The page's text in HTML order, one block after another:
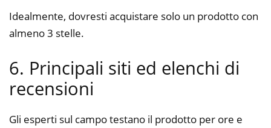
Idealmente, dovresti acquistare solo un prodotto con
almeno 3 stelle.
6. Principali siti ed elenchi di
recensioni
Gli esperti sul campo testano il prodotto per ore e